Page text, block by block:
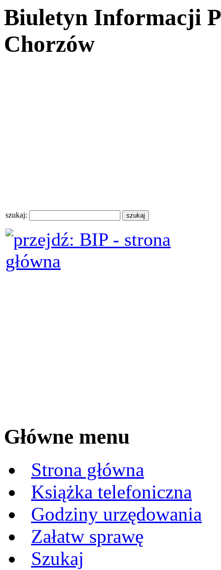
Biuletyn Informacji
Chorzów
szukaj:
Główne menu
Strona główna
Książka telefoniczna
Godziny urzędowania
Załatw sprawę
Szukaj